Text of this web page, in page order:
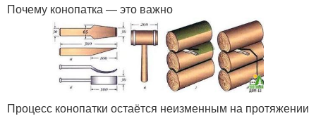
Почему конопатка — это важно
Процесс конопатки остаётся неизменным на протяжении